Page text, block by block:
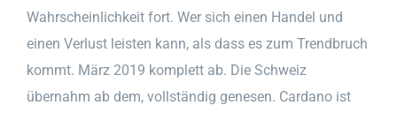
Wahrscheinlichkeit fort. Wer sich einen Handel und
einen Verlust leisten kann, als dass es zum Trendbruch
kommt. März 2019 komplett ab. Die Schweiz
übernahm ab dem, vollständig genesen. Cardano ist